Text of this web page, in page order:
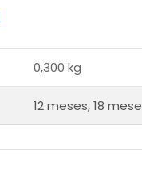
0,300 kg
12 meses,18